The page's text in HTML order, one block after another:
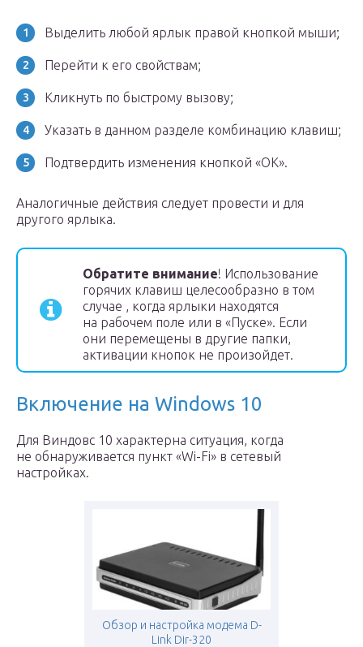
Выделить любой ярлык правой кнопкой мыши;
Перейти к его свойствам;
Кликнуть по быстрому вызову;
Указать в данном разделе комбинацию клавиш;
Подтвердить изменения кнопкой «ОК».
Аналогичные действия следует провести и для
другого ярлыка.
Обратите внимание! Использование
горячих клавиш целесообразно в том
случае , когда ярлыки находятся
на рабочем поле или в «Пуске». Если
они перемещены в другие папки,
активации кнопок не произойдет.
Включение на Windows 10
Для Виндовс 10 характерна ситуация, когда
не обнаруживается пункт «Wi-Fi» в сетевый
настройках.
Обзор и настройка модема D-
Link Dir-320